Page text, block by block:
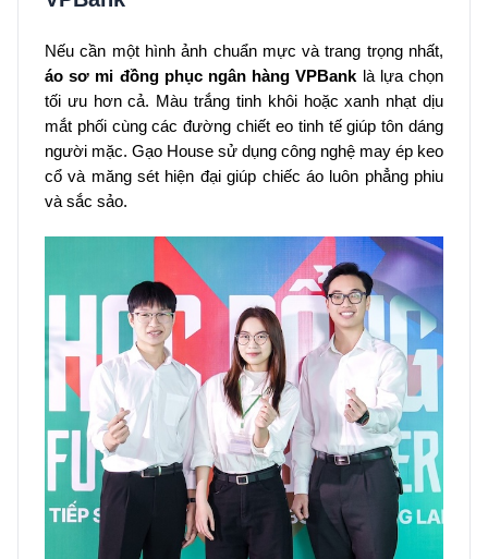
Nếu cần một hình ảnh chuẩn mực và trang trọng nhất,
áo sơ mi đồng phục ngân hàng VPBank là lựa chọn
tối ưu hơn cả. Màu trắng tinh khôi hoặc xanh nhạt dịu
mắt phối cùng các đường chiết eo tinh tế giúp tôn dáng
người mặc. Gạo House sử dụng công nghệ may ép keo
cổ và măng sét hiện đại giúp chiếc áo luôn phẳng phiu
và sắc sảo.